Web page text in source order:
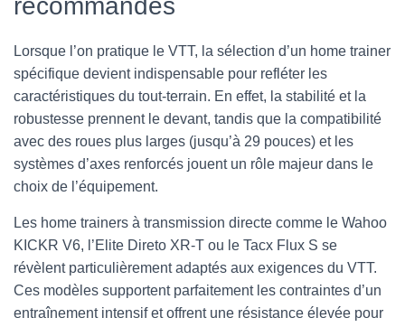
recommandés
Lorsque l’on pratique le VTT, la sélection d’un home trainer
spécifique devient indispensable pour refléter les
caractéristiques du tout-terrain. En effet, la stabilité et la
robustesse prennent le devant, tandis que la compatibilité
avec des roues plus larges (jusqu’à 29 pouces) et les
systèmes d’axes renforcés jouent un rôle majeur dans le
choix de l’équipement.
Les home trainers à transmission directe comme le Wahoo
KICKR V6, l’Elite Direto XR-T ou le Tacx Flux S se
révèlent particulièrement adaptés aux exigences du VTT.
Ces modèles supportent parfaitement les contraintes d’un
entraînement intensif et offrent une résistance élevée pour